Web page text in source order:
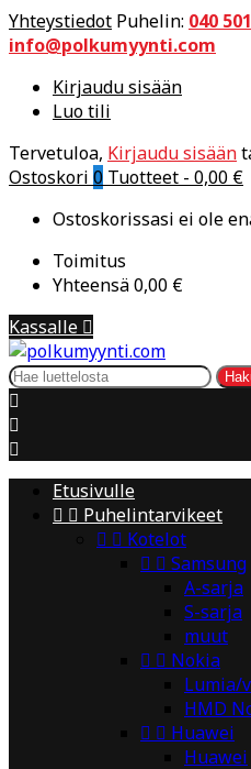
Yhteystiedot Puhelin: 040
info@polkumyynti.com
Kirjaudu sisään
Luo tili
Tervetuloa, Kirjaudu sisään
Ostoskori 0 Tuotteet - 0,00 €
Ostoskorissasi ei ole
Toimitus
Yhteensä0,00 €
Kassalle 



Etusivulle
  Puhelintarvikeet
  Kotelot
  Samsung
A-sarja
S-sarja
muut
  Nokia
Lumia/
HMD
  Huawei
Huawei